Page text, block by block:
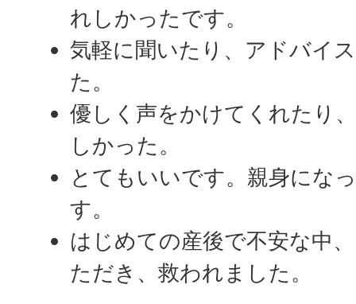
れしかったです。
気軽に聞いたり、アドバイ
た。
優しく声をかけてくれたり
しかった。
とてもいいです。親身にな
す。
はじめての産後で不安な中
ただき、救われました。